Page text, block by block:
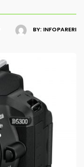
BY: INFOPARERI